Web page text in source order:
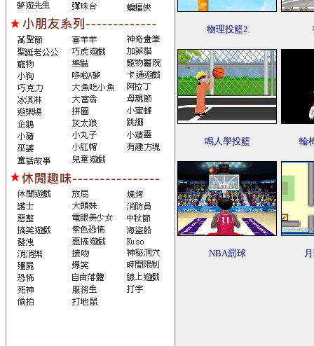
物理投籃2
鳴人學投籃 輪
NBA罰球